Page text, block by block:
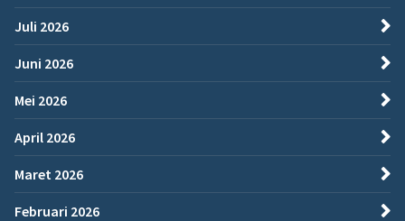
Juli 2026
Juni 2026
Mei 2026
April 2026
Maret 2026
Februari 2026